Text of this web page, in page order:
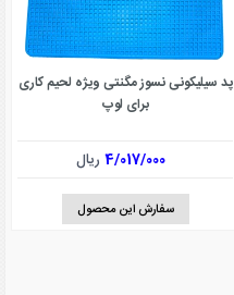
پد سیلیکونی نسوز مگنتی ویژه لحیم کاری
برای لوپ
4/017/000ریال
سفارش این محصول